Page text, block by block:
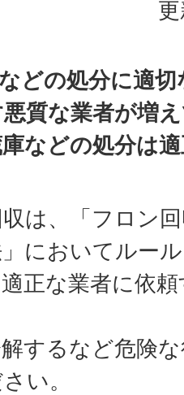
などの処分に適
質な業者が増
などの処分は
は、「フロン
においてルー
正な業者に依
するなど危険
い。